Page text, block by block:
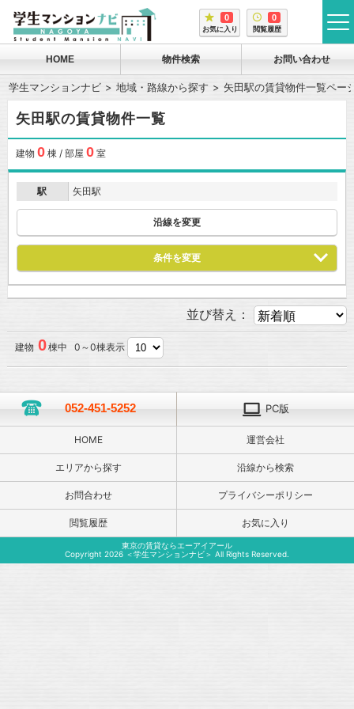
0
お気に入り
0
閲覧履歴
HOME 物件検索 お問い合わせ
学生マンションナビ 地域・路線から探す 矢田駅の賃貸物件一覧ペー
矢田駅の賃貸物件一覧
建物 0棟 / 部屋 0室
駅 矢田駅
沿線を変更
条件を変更
並び替え：
建物 0棟中 0～0棟表示
052-451-5252 PC版
HOME 運営会社
エリアから探す 沿線から検索
お問合わせ プライバシーポリシー
閲覧履歴 お気に入り
東京の賃貸ならエーアイアール
Copyright 2026 ＜学生マンションナビ＞ All Rights Reserved.